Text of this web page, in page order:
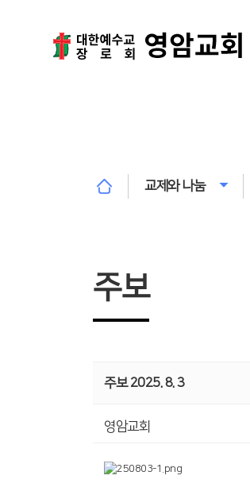
교제와 나눔
주보
주보 2025. 8. 3
영암교회